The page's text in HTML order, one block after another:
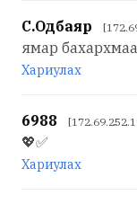
С.Одбаяр
ямар
Хариулах
6988
💖✅
Хариулах